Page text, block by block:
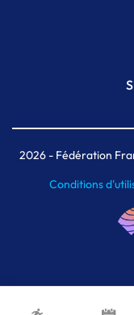
2026- Fédération
Conditions